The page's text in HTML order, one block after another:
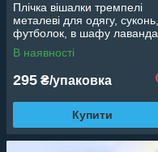
Плічка вішалки тремпелі
металеві для одягу, суконь,
футболок, в шафу лаванда,
40 см, 10 шт
В наявності
295 ₴/упаковка
Купити